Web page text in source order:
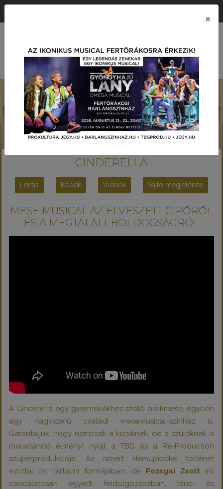
MENÜ
CINDERELLA
Leírás Képek Videók Sajtó megjelenés
MESE MUSICAL AZ ELVESZETT CIPŐRŐL
ÉS A MEGTALÁLT BOLDOGSÁGRÓL
A Cinderella egy gyermekekhez szóló örökmese, egyben
egy nagyszerű családi mesemusical-színház is.
Garantáljuk, hogy nemcsak a kicsiknek, de a szülőknek is
maradandó élményt nyújt a TBG és a Re-Production
szuperprodukciója. Az ismert Hamupipőke történet
ezúttal ősi tartalmi formájában, de Pozsgai Zsolt író
csodálatosan egyedi feldolgozásában, tánc- és
×